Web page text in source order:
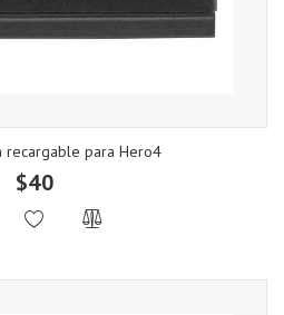
recargable para Hero4
$40